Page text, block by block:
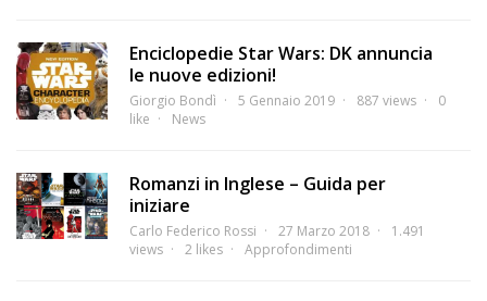
Enciclopedie Star Wars: DK annuncia
le nuove edizioni!
Giorgio Bondì 5 Gennaio 2019 887 views
0
like
News
Romanzi in Inglese – Guida per
iniziare
Carlo Federico Rossi 27 Marzo 2018
1.491
views
2 likes Approfondimenti